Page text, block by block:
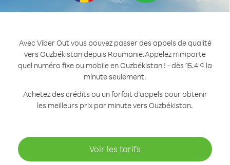
Avec Viber Out vous pouvez passer des appels de qualité
vers Ouzbékistan depuis Roumanie.Appelez n'importe
quel numéro fixe ou mobile en Ouzbékistan ! - dès 15.4 ¢ la
minute seulement.
Achetez des crédits ou un forfait d’appels pour obtenir
les meilleurs prix par minute vers Ouzbékistan.
Voir les tarifs